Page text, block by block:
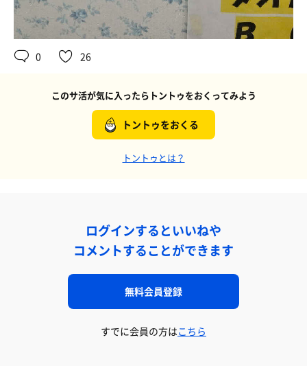
0 26
このサ活が気に入ったらトントゥをおくってみよう
トントゥをおくる
トントゥとは？
ログインするといいねや
コメントすることができます
無料会員登録
すでに会員の方はこちら